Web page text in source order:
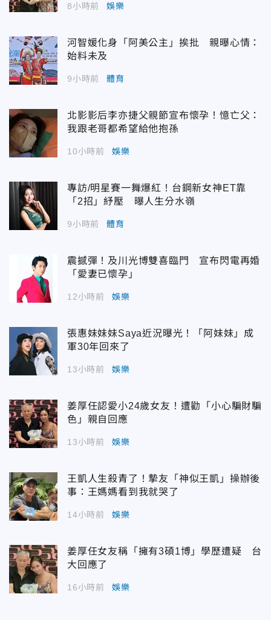
8小時前 娛樂
河智媛化身「阿美公主」挨批 親曝心情：
始料未及
9小時前 體育
北影影后李亦捷父親節宣布懷孕！憶亡父：
我跟老哥都希望給他抱孫
10小時前 娛樂
專訪/明星賽一舞爆紅！台鋼新女神ET靠
「2招」紓壓 曝人生分水嶺
9小時前 體育
震撼彈！及川光博雙喜臨門 宣布閃電再婚
「愛妻已懷孕」
12小時前 娛樂
張惠妹妹妹Saya近況曝光！「阿妹妹」成
軍30年回來了
13小時前 娛樂
姜厚任認愛小24歲女友！遭勸「小心騙財騙
色」親自回應
13小時前 娛樂
王凱人生殺青了！摯友「神似王凱」操辦後
事：王媽媽看到我就哭了
14小時前 娛樂
姜厚任女友稱「擁有3碩1博」學歷遭疑 台
大回應了
16小時前 娛樂